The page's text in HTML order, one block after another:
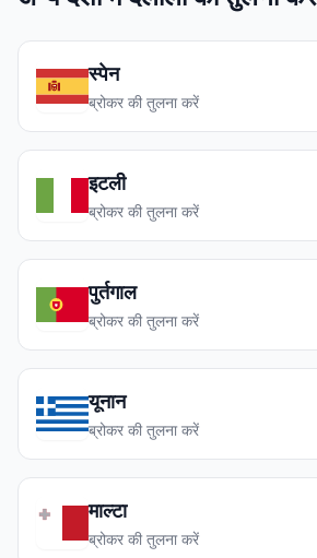
स्पेन
ब्रोकर की तुलना करें
इटली
ब्रोकर की तुलना करें
पुर्तगाल
ब्रोकर की तुलना करें
यूनान
ब्रोकर की तुलना करें
माल्टा
ब्रोकर की तुलना करें